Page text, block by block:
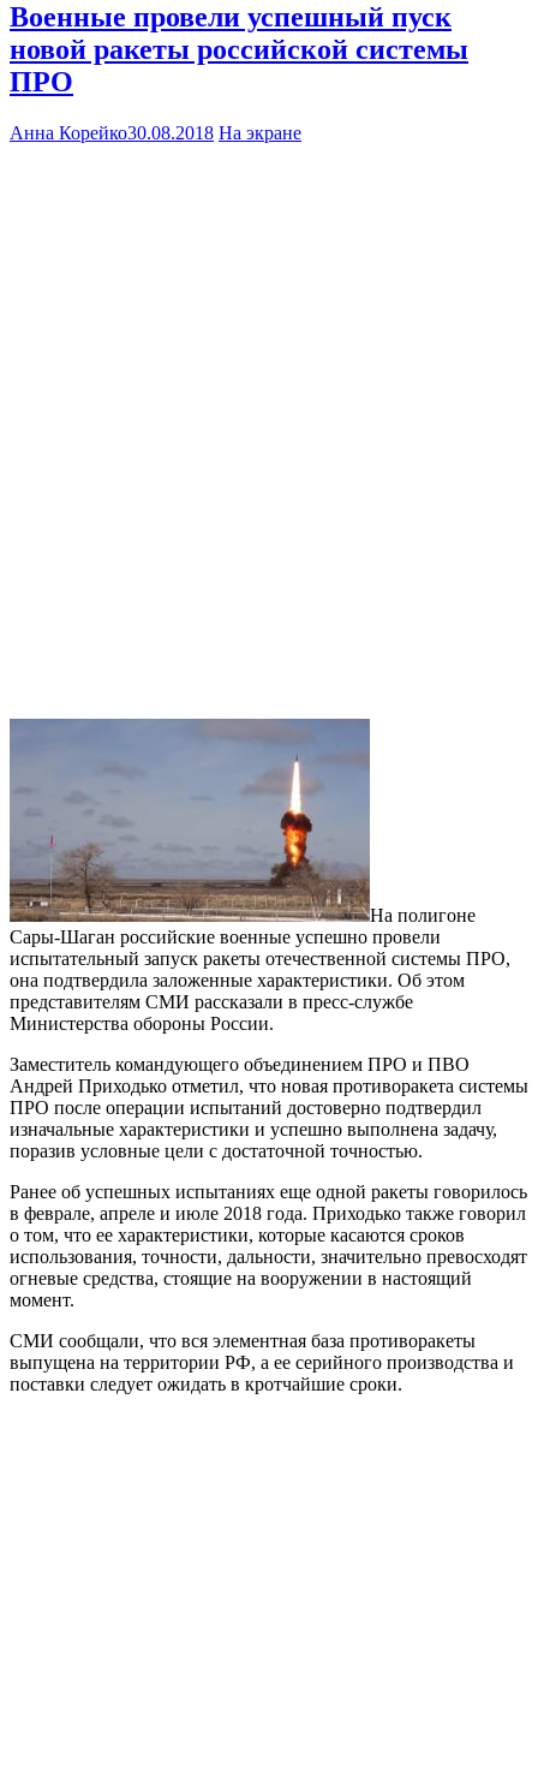
Военные провели успешный пуск
новой ракеты российской системы
ПРО
Анна Корейко30.08.2018 На экране
На полигоне
Сары-Шаган российские военные успешно провели
испытательный запуск ракеты отечественной системы ПРО,
она подтвердила заложенные характеристики. Об этом
представителям СМИ рассказали в пресс-службе
Министерства обороны России.
Заместитель командующего объединением ПРО и ПВО
Андрей Приходько отметил, что новая противоракета системы
ПРО после операции испытаний достоверно подтвердил
изначальные характеристики и успешно выполнена задачу,
поразив условные цели с достаточной точностью.
Ранее об успешных испытаниях еще одной ракеты говорилось
в феврале, апреле и июле 2018 года. Приходько также говорил
о том, что ее характеристики, которые касаются сроков
использования, точности, дальности, значительно превосходят
огневые средства, стоящие на вооружении в настоящий
момент.
СМИ сообщали, что вся элементная база противоракеты
выпущена на территории РФ, а ее серийного производства и
поставки следует ожидать в кротчайшие сроки.